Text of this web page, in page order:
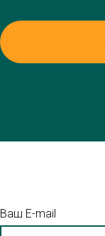
Ваш E-mail